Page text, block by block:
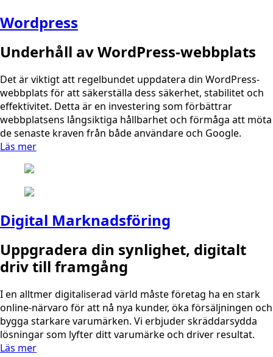
Wordpress
Underhåll av WordPress-webbplats
Det är viktigt att regelbundet uppdatera din WordPress-
webbplats för att säkerställa dess säkerhet, stabilitet och
effektivitet. Detta är en investering som förbättrar
webbplatsens långsiktiga hållbarhet och förmåga att möta
de senaste kraven från både användare och Google.
Läs mer
Digital Marknadsföring
Uppgradera din synlighet, digitalt
driv till framgång
I en alltmer digitaliserad värld måste företag ha en stark
online-närvaro för att nå nya kunder, öka försäljningen och
bygga starkare varumärken. Vi erbjuder skräddarsydda
lösningar som lyfter ditt varumärke och driver resultat.
Läs mer